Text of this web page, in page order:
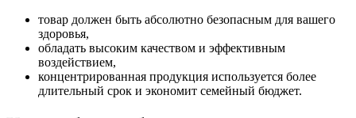
товар должен быть абсолютно безопасным для вашего
здоровья,
обладать высоким качеством и эффективным
воздействием,
концентрированная продукция используется более
длительный срок и экономит семейный бюджет.